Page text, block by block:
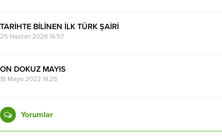
TARİHTE BİLİNEN İLK TÜRK ŞAİRİ
25 Haziran 2026 14:57
ON DOKUZ MAYIS
18 Mayıs 2022 14:25
Yorumlar